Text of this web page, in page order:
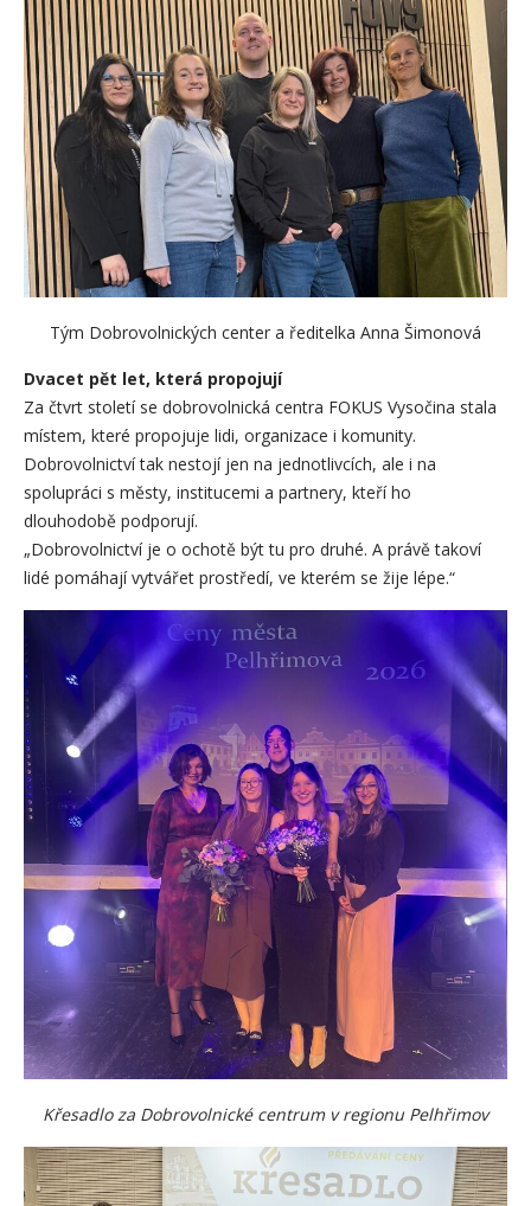
Tým Dobrovolnických center a ředitelka Anna Šimonová
Dvacet pět let, která propojují
Za čtvrt století se dobrovolnická centra FOKUS Vysočina stala
místem, které propojuje lidi, organizace i komunity.
Dobrovolnictví tak nestojí jen na jednotlivcích, ale i na
spolupráci s městy, institucemi a partnery, kteří ho
dlouhodobě podporují.
„Dobrovolnictví je o ochotě být tu pro druhé. A právě takoví
lidé pomáhají vytvářet prostředí, ve kterém se žije lépe.“
Křesadlo za Dobrovolnické centrum v regionu Pelhřimov